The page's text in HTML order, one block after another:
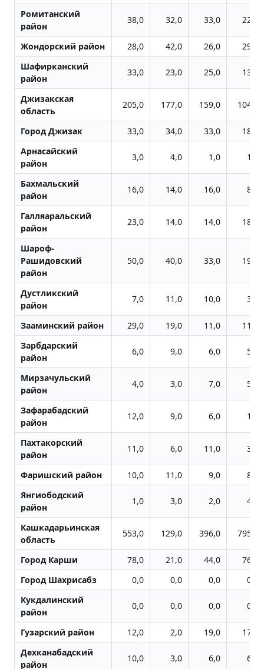
Ромитанский
район
38,0 32,0 33,0 22,0
Жондоpский район 28,0 42,0 26,0
29,0
Шафирканский
район
33,0 23,0 25,0 13,0
Джизакская
область
205,0 177,0 159,0 104,0
Город Джизак 33,0 34,0 33,0
18,0
Арнасайский
район
3,0 4,0 1,0 1,0
Бахмальский
район
16,0 14,0 16,0 8,0
Галляаральский
район
23,0 14,0 14,0 18,0
Шароф-
Рашидовский
район
50,0 40,0 33,0 19,0
Дустликский
район
7,0 11,0 10,0 3,0
Зааминский район 29,0 19,0 11,0
11,0
Зарбдарский
район
6,0 9,0 6,0 5,0
Мирзачульский
район
4,0 3,0 7,0 5,0
Зафарабадский
район
12,0 9,0 6,0 1,0
Пахтакорский
район
11,0 6,0 11,0 3,0
Фаришский район 10,0 11,0 9,0
8,0
Янгиободский
район
1,0 3,0 2,0 4,0
Кашкадарьинская
область
553,0 129,0 396,0 795,0
Город Карши 78,0 21,0 44,0
76,0
Город Шахрисабз
0,0 0,0 0,0
0,0
Кукдалинский
район
0,0 0,0 0,0 0,0
Гузарский район 12,0 2,0 19,0
17,0
Дехканабадский
район
10,0 3,0 6,0 6,0